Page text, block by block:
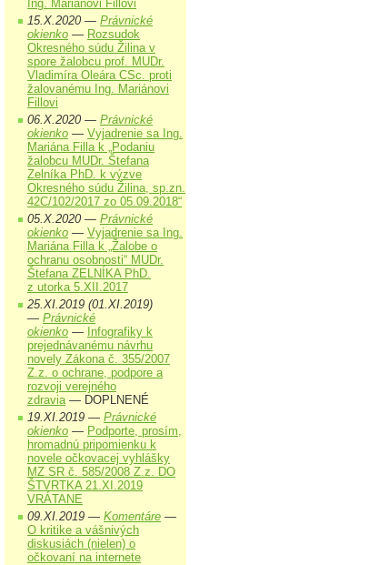
Ing. Mariánovi Fillovi
15.X.2020 — Právnické
okienko — Rozsudok
Okresného súdu Žilina v
spore žalobcu prof. MUDr.
Vladimíra Oleára CSc. proti
žalovanému Ing. Mariánovi
Fillovi
06.X.2020 — Právnické
okienko — Vyjadrenie sa Ing.
Mariána Filla k „Podaniu
žalobcu MUDr. Štefana
Zelníka PhD. k výzve
Okresného súdu Žilina, sp.zn.
42C/102/2017 zo 05.09.2018“
05.X.2020 — Právnické
okienko — Vyjadrenie sa Ing.
Mariána Filla k „Žalobe o
ochranu osobnosti“ MUDr.
Štefana ZELNÍKA PhD.
z utorka 5.XII.2017
25.XI.2019 (01.XI.2019)
— Právnické
okienko — Infografiky k
prejednávanému návrhu
novely Zákona č. 355/2007
Z.z. o ochrane, podpore a
rozvoji verejného
zdravia— DOPLNENÉ
19.XI.2019 — Právnické
okienko — Podporte, prosím,
hromadnú pripomienku k
novele očkovacej vyhlášky
MZ SR č. 585/2008 Z.z. DO
ŠTVRTKA 21.XI.2019
VRÁTANE
09.XI.2019 — Komentáre —
O kritike a vášnivých
diskusiách (nielen) o
očkovaní na internete